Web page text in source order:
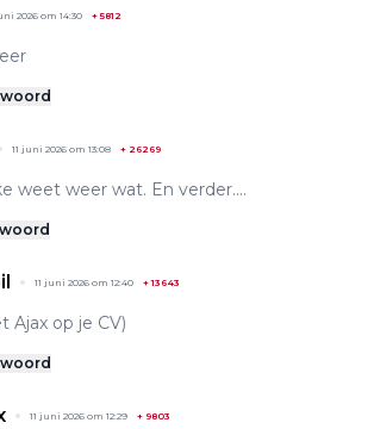
2026 om 14:30 +5812
11 juni 2026 om 13:08 + 26269
weet weer wat. En verder....
11 juni 2026 om 12:40 +13643
Ajax op je CV)
11 juni 2026 om 12:29 + 9803